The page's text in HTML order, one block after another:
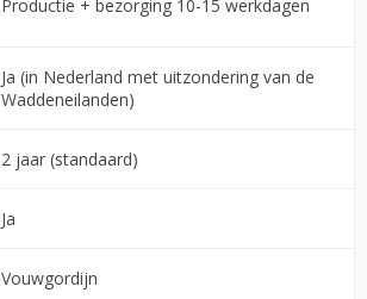
Productie + bezorging 10-15 werkdagen
Ja (in Nederland met uitzondering van de
Waddeneilanden)
2 jaar (standaard)
Ja
Vouwgordijn